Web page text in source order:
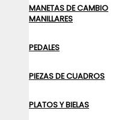
MANETAS DE CAMBIO
MANILLARES
PEDALES
PIEZAS DE CUADROS
PLATOS Y BIELAS